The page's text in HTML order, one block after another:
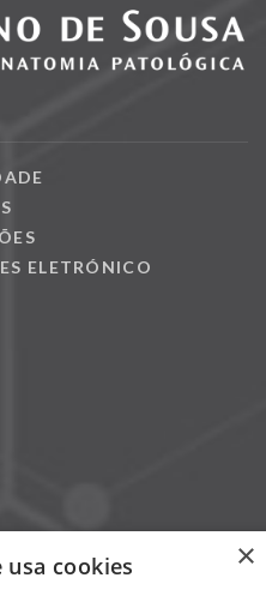
ELETRÓNICO
×
usa cookies